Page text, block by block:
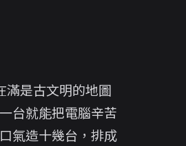
是古文明的地圖
台就能把電腦辛苦
氣造十幾台，排成